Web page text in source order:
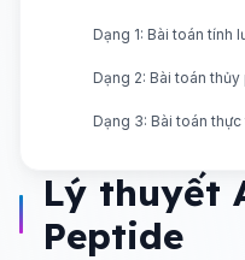
Dạng 1: Bài toán tính
Dạng 2: Bài toán
Dạng 3: Bài toán
Lý thuyết
Peptide